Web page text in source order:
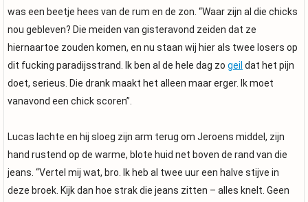
was een beetje hees van de rum en de zon. “Waar zijn al die chicks
nou gebleven? Die meiden van gisteravond zeiden dat ze
hiernaartoe zouden komen, en nu staan wij hier als twee losers op
dit fucking paradijsstrand. Ik ben al de hele dag zo geil dat het pijn
doet, serieus. Die drank maakt het alleen maar erger. Ik moet
vanavond een chick scoren”.
Lucas lachte en hij sloeg zijn arm terug om Jeroens middel, zijn
hand rustend op de warme, blote huid net boven de rand van die
jeans. “Vertel mij wat, bro. Ik heb al twee uur een halve stijve in
deze broek. Kijk dan hoe strak die jeans zitten – alles knelt. Geen